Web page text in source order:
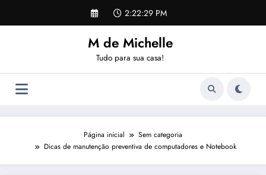
o
2:22:30 PM
M de Michelle
Tudo para sua casa!
Página inicial
Sem categoria
Dicas de manutenção preventiva de computadores e Notebook